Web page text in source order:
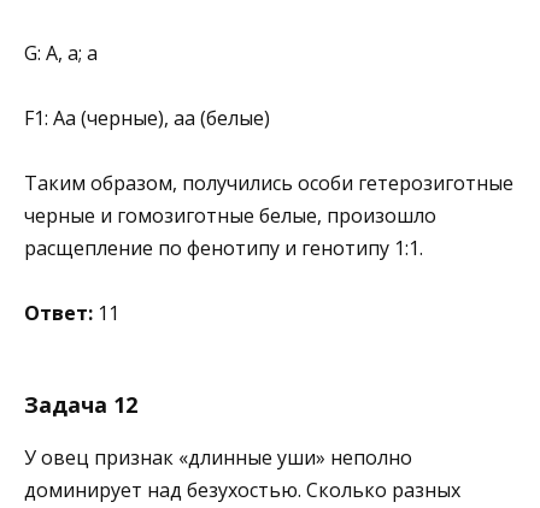
G: А, а; а
F1: Аа (черные), аа (белые)
Таким образом, получились особи гетерозиготные
черные и гомозиготные белые, произошло
расщепление по фенотипу и генотипу 1:1.
Ответ: 11
Задача 12
У овец признак «длинные уши» неполно
доминирует над безухостью. Сколько разных